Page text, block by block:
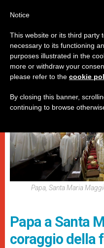
PAPI
Papa, Santa Maria
Papa a Santa
coraggio della
Notice
This website or its third party
necessary to its functioning
purposes illustrated in the
more or withdraw your
please refer to the cookie
By closing this banner,
continuing to browse